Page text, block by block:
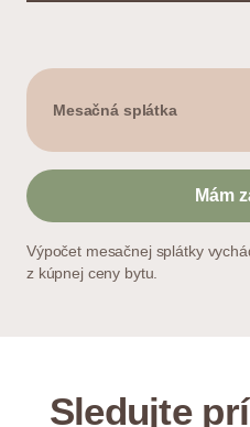
Mesačná splátka
Mám
Výpočet mesačnej splátky
z kúpnej ceny bytu.
Sledujte